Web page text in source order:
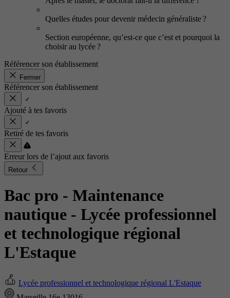
Quelles études pour devenir médecin généraliste ?
Section européenne, qu’est-ce que c’est et pourquoi la
choisir au lycée ?
Référencer son établissement
Fermer
Référencer son établissement
Ajouté à tes favoris
Retiré de tes favoris
Erreur lors de l’ajout aux favoris
Retour
Bac pro - Maintenance
nautique - Lycée professionnel
et technologique régional
L'Estaque
Lycée professionnel et technologique régional L'Estaque